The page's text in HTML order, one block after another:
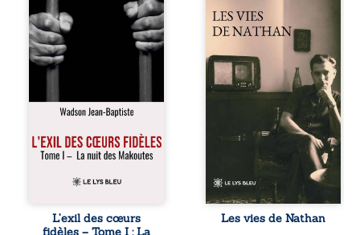
une famille… mais
certaines fidélités
traversent les
années. » Haïti,
sous la dictature
des Duvalier. La
peur s’étend
jusque dans les
villages les plus
reculés. À Bainet,
Jean-Joël Joli
mène une
avec sa famille.
respecté, il refuse
pourtant de
L’exil des cœurs
fidèles – Tome I : La
né en trois jours,
au printemps
2026. Pour la
première fois,
Stéphane Ezra,
médium, a pu
communiquer
avec son père,
disparu depuis
plus de vingt ans
et qu’il n’a jamais
connu. De ce
dialogue par-delà
la mort naissent
des poèmes qui
retracent une vie
Les vies de Nathan